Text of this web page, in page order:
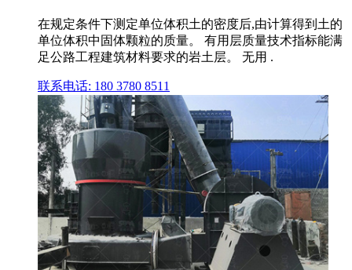
在规定条件下测定单位体积土的密度后,由计算得到土的
单位体积中固体颗粒的质量。 有用层质量技术指标能满
足公路工程建筑材料要求的岩土层。 无用 .
联系电话: 180 3780 8511